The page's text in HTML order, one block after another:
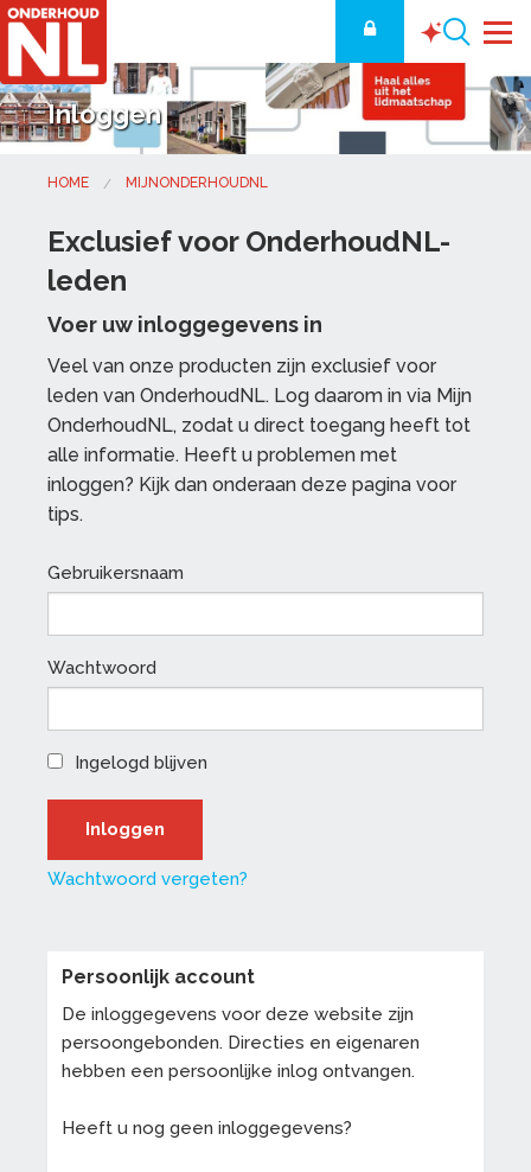
Inloggen
HOME MIJNONDERHOUDNL
Exclusief voor OnderhoudNL-
leden
Voer uw inloggegevens in
Veel van onze producten zijn exclusief voor
leden van OnderhoudNL. Log daarom in via Mijn
OnderhoudNL, zodat u direct toegang heeft tot
alle informatie. Heeft u problemen met
inloggen? Kijk dan onderaan deze pagina voor
tips.
Gebruikersnaam
Wachtwoord
Ingelogd blijven
Wachtwoord vergeten?
Persoonlijk account
De inloggegevens voor deze website zijn
persoongebonden. Directies en eigenaren
hebben een persoonlijke inlog ontvangen.
Heeft u nog geen inloggegevens?